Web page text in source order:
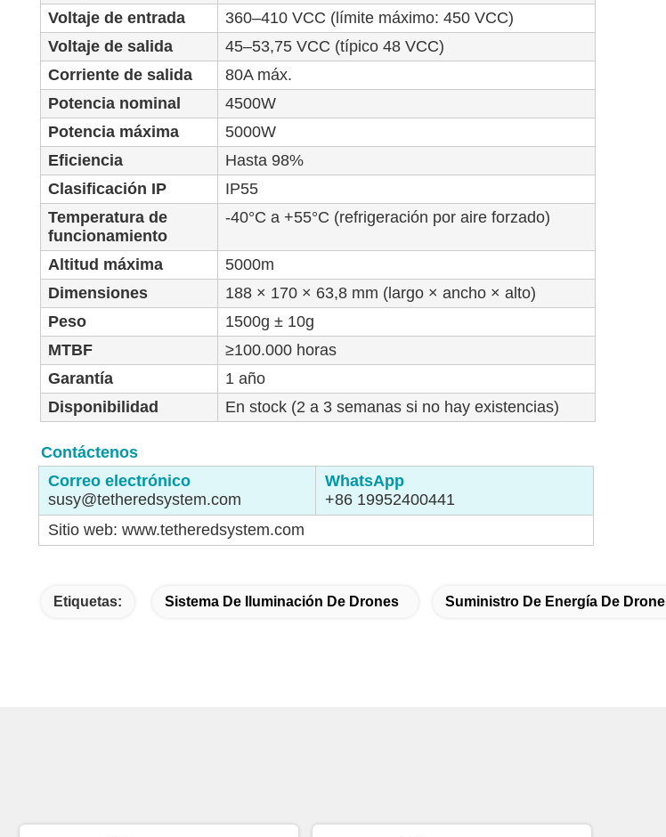
Voltaje de entrada
360–410 VCC (límite máximo: 450 VCC)
Voltaje de salida
45–53,75 VCC (típico 48 VCC)
Corriente de salida
80A máx.
Potencia nominal
4500W
Potencia máxima
5000W
Eficiencia
Hasta 98%
Clasificación IP
IP55
Temperatura de
funcionamiento
-40°C a +55°C (refrigeración por aire forzado)
Altitud máxima
5000m
Dimensiones
188 × 170 × 63,8 mm (largo × ancho × alto)
Peso
1500g ± 10g
MTBF
≥100.000 horas
Garantía
1 año
Disponibilidad
En stock (2 a 3 semanas si no hay existencias)
Contáctenos
Correo electrónico
susy@tetheredsystem.com
WhatsApp
+86 19952400441
Sitio web: www.tetheredsystem.com
Etiquetas: Sistema De Iluminación De Drones Suministro De Energía De